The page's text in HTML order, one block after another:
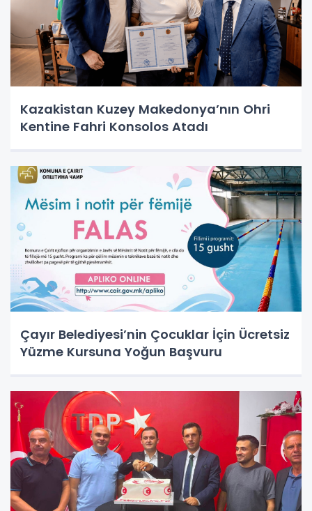
Kazakistan Kuzey Makedonya’nın Ohri
Kentine Fahri Konsolos Atadı
Çayır Belediyesi’nin Çocuklar İçin Ücretsiz
Yüzme Kursuna Yoğun Başvuru